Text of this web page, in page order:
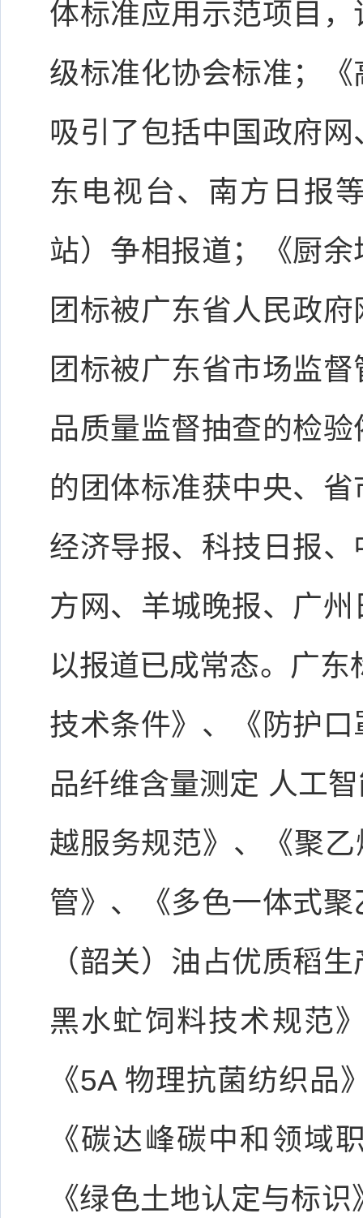
体标准应用示范项目
级标准化协会标准；
吸引了包括中国政府
东电视台、南方日报
站）争相报道；《厨
团标被广东省人民政
团标被广东省市场监
品质量监督抽查的检
的团体标准获中央、
经济导报、科技日报
方网、羊城晚报、广
以报道已成常态。广
技术条件》、《防护
品纤维含量测定 人工
越服务规范》、《聚
管》、《多色一体式
（韶关）油占优质稻
黑水虻饲料技术规范
《5A 物理抗菌纺织
《碳达峰碳中和领域
《绿色土地认定与标